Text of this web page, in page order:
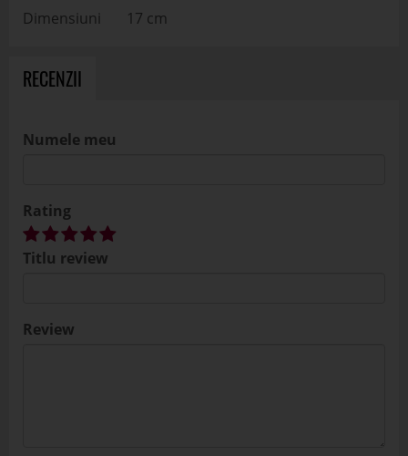
Dimensiuni 17 cm
RECENZII
Numele meu
Rating
Titlu review
Review